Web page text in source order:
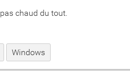
chaud du tout.
Windows